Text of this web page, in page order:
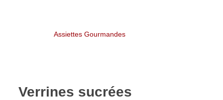
Assiettes Gourmandes
Verrines sucrées